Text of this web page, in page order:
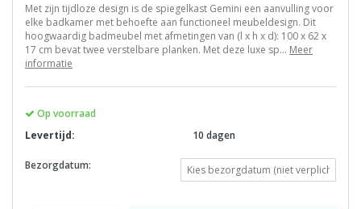
Met zijn tijdloze design is de spiegelkast Gemini een aanvulling voor
elke badkamer met behoefte aan functioneel meubeldesign. Dit
hoogwaardig badmeubel met afmetingen van (l x h x d): 100 x 62 x
17 cm bevat twee verstelbare planken. Met deze luxe sp... Meer
informatie
Op voorraad
Levertijd:
10 dagen
Bezorgdatum: